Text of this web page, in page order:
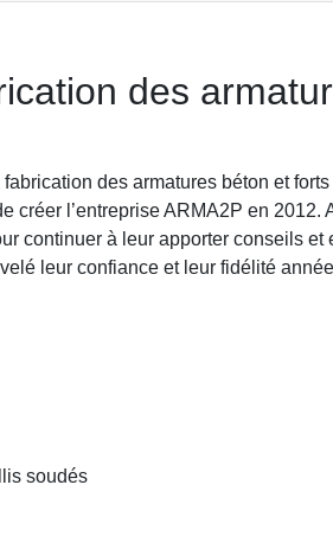
des
des armatures béton et
l’entreprise ARMA2P en
continuer à leur apporter conseils
leur confiance et leur fidélité
soudés